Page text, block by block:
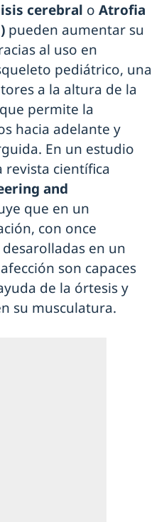
cerebral o Atrofia
pueden aumentar su
al uso en
pediátrico, una
a la altura de la
permite la
hacia adelante y
En un estudio
revista científica
and
que en un
con once
en un
son capaces
de la órtesis y
su musculatura.